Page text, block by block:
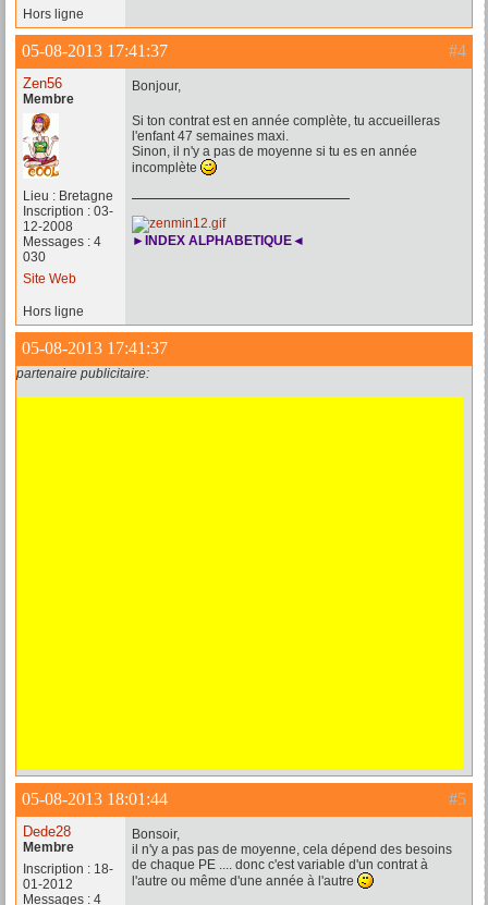
Hors ligne
#4
05-08-2013 17:41:37
Zen56
Membre
Lieu : Bretagne
Inscription : 03-
12-2008
Messages : 4
030
Site Web
Bonjour,
Si ton contrat est en année complète, tu accueilleras
l'enfant 47 semaines maxi.
Sinon, il n'y a pas de moyenne si tu es en année
incomplète
►INDEX ALPHABETIQUE◄
Hors ligne
05-08-2013 17:41:37
partenaire publicitaire:
#5
05-08-2013 18:01:44
Dede28
Membre
Inscription : 18-
01-2012
Messages : 4
Bonsoir,
il n'y a pas pas de moyenne, cela dépend des besoins
de chaque PE .... donc c'est variable d'un contrat à
l'autre ou même d'une année à l'autre